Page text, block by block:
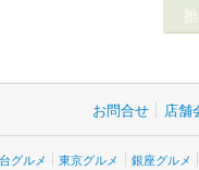
お問合せ 店舗
グルメ 東京グルメ
銀座グルメ